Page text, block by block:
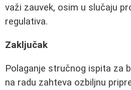
važi zauvek, osim u slučaju
regulativa.
Zaključak
Polaganje stručnog ispita za
na radu zahteva ozbiljnu